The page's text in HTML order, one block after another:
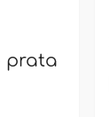
prata